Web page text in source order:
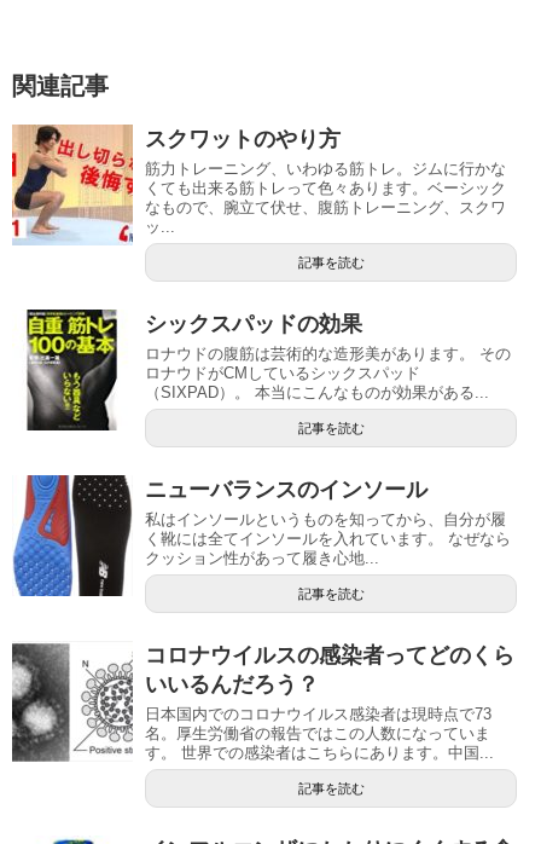
関連記事
スクワットのやり方
筋力トレーニング、いわゆる筋トレ。ジムに行かな
くても出来る筋トレって色々あります。ベーシック
なもので、腕立て伏せ、腹筋トレーニング、スクワ
ッ...
記事を読む
シックスパッドの効果
ロナウドの腹筋は芸術的な造形美があります。 その
ロナウドがCMしているシックスパッド
（SIXPAD）。 本当にこんなものが効果がある...
記事を読む
ニューバランスのインソール
私はインソールというものを知ってから、自分が履
く靴には全てインソールを入れています。 なぜなら
クッション性があって履き心地...
記事を読む
コロナウイルスの感染者ってどのくら
いいるんだろう？
日本国内でのコロナウイルス感染者は現時点で73
名。厚生労働省の報告ではこの人数になっていま
す。 世界での感染者はこちらにあります。中国...
記事を読む